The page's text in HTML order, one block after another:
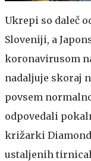
Ukrepi so daleč
Sloveniji, a
koronavirusom
nadaljuje skoraj
povsem
odpovedali
križarki Diamond
ustaljenih